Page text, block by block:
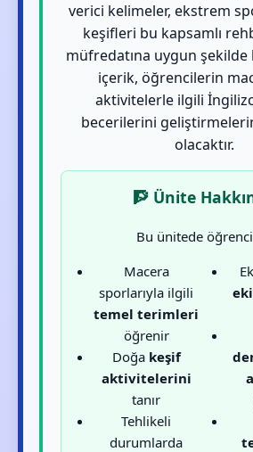
verici kelimeler, ekstrem
keşifleri bu kapsamlı
müfredatına uygun şekilde
içerik, öğrencilerin
aktivitelerle ilgili
becerilerini
olacaktır.
🧗 Ünite
Bu ünitede
Macera
sporlarıyla ilgili
temel terimleri
öğrenir
Doğa keşif
aktivitelerini
tanır
Tehlikeli
durumlarda